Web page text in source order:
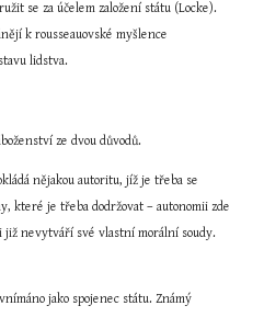
se za účelem založení státu (Locke).
k rousseauovské myšlence
lidstva.
ze dvou důvodů.
nějakou autoritu, jíž je třeba se
které je třeba dodržovat – autonomii zde
již nevytváří své vlastní morální soudy.
jako spojenec státu. Známý